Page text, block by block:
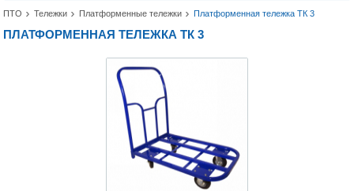
ПТО Тележки Платформенные тележки Платформенная тележка ТК 3
ПЛАТФОРМЕННАЯ ТЕЛЕЖКА ТК 3